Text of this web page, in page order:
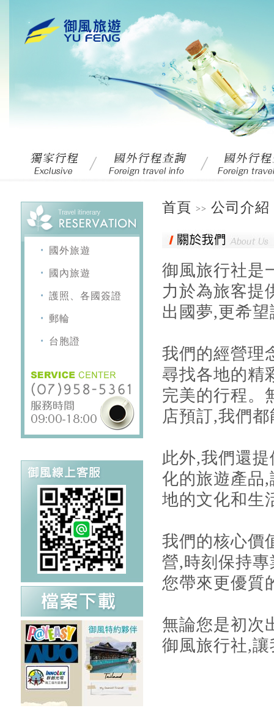
國外旅遊
國內旅遊
護照、各國簽證
郵輪
台胞證
首頁 >> 公司介紹
御風旅行社是
力於為旅客提
出國夢,更希
我們的經營理
尋找各地的精
完美的行程。
店預訂,我們
此外,我們還
化的旅遊產品
地的文化和生
我們的核心價
營,時刻保持
您帶來更優質
無論您是初次
御風旅行社,